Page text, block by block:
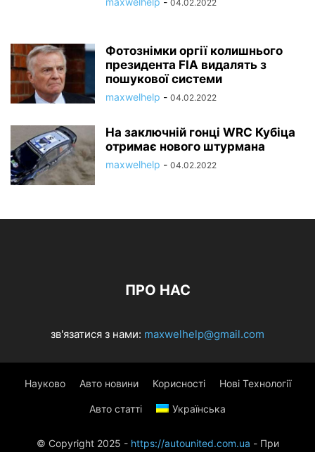
04.02.2022
Фотознімки оргії колишнього
президента FIA видалять з
пошукової системи
maxwelhelp - 04.02.2022
На заключній гонці WRC Кубіца
отримає нового штурмана
maxwelhelp - 04.02.2022
ПРО НАС
зв'язатися з нами: maxwelhelp@gmail.com
Науково Авто новини Корисності Нові Технології
Авто статті Українська
© Copyright 2025 - https://autounited.com.ua - При